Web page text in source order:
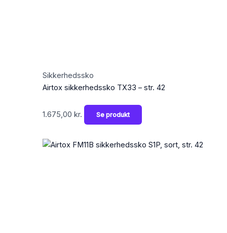
Sikkerhedssko
Airtox sikkerhedssko TX33 – str. 42
1.675,00 kr. Se produkt